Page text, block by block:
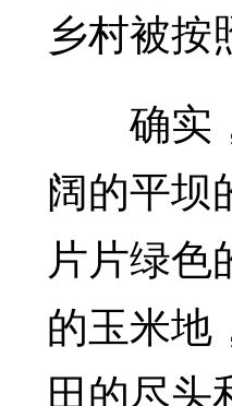
乡村被按
确实，
阔的平坝
片片绿
的玉米地
田的尽头